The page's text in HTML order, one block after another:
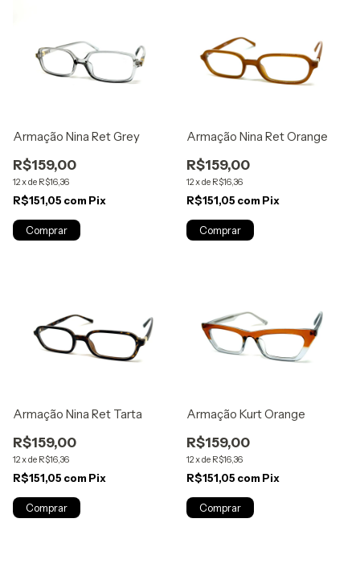
Armação Nina Ret Grey
R$159,00
12xde R$16,36
R$151,05 com Pix
Armação Nina Ret Orange
R$159,00
12xde R$16,36
R$151,05 com Pix
Armação Nina Ret Tarta
R$159,00
12xde R$16,36
R$151,05 com Pix
Armação Kurt Orange
R$159,00
12xde R$16,36
R$151,05 com Pix